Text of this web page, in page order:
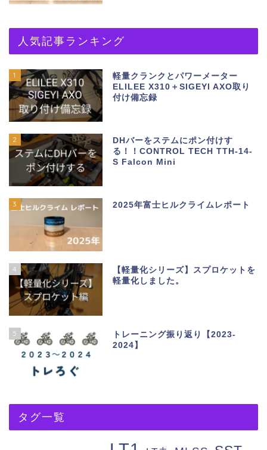
人気記事ランキング
1
軽量クランクとパワーメーター
ELILEE X310＋SIGEYI AXO取り
付け備忘録
2
DHバーをステムにポン付けす
る！！CONTROL TECH TTH-14-
S Falcon Mini
3 2025年富士ヒルクライムレポート
4
【軽量化シリーズ】スプロケットを
軽量化しました。
5
トレーニング振り返り【2023-
2024】
タグ一覧